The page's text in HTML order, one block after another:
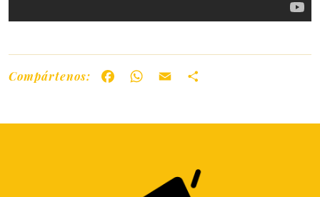
Compártenos: FacebookWhatsApp
Email